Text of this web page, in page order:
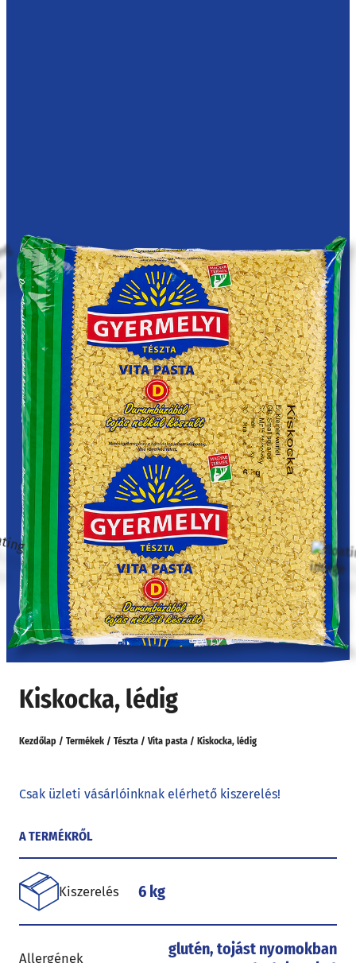
Kiskocka, lédig
Kezdőlap / Termékek / Tészta / Vita pasta / Kiskocka, lédig
Csak üzleti vásárlóinknak elérhető kiszerelés!
A TERMÉKRŐL
Kiszerelés 6 kg
Allergének
glutén, tojást nyomokban